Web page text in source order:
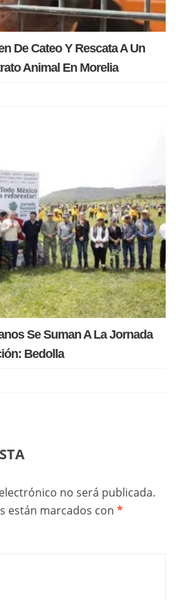
De Cateo Y Rescata A Un
Animal En Morelia
Se Suman A La Jornada
Bedolla
no será publicada.
están marcados con *